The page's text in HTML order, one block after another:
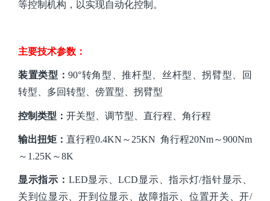
等控制机构，以实现自动化控制。
主要技术参数：
装置类型 ：90°转角型、推杆型、丝杆型、拐臂型、回
转型、多回转型、傍置型、拐臂型
控制类型： 开关型、调节型、直行程、角行程
输出扭矩： 直行程0.4KN～25KN 角行程20Nm～900Nm
～1.25K～8K
显示指示： LED显示、LCD显示、指示灯/指针显示、
关到位显示、开到位显示、故障指示、位置开关、开/